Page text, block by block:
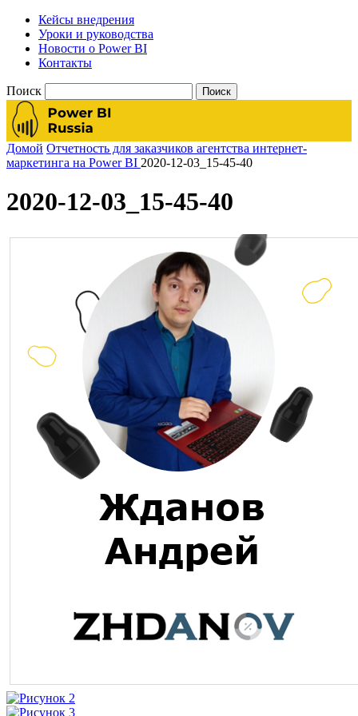
Кейсы внедрения
Уроки и руководства
Новости о Power BI
Контакты
Поиск
Домой Отчетность для заказчиков агентства интернет-
маркетинга на Power BI 2020-12-03_15-45-40
2020-12-03_15-45-40